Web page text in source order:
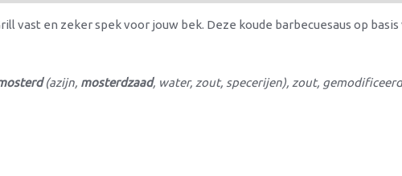
vast en zeker spek voor jouw bek. Deze koude barbecuesaus op
(azijn, mosterdzaad, water, zout, specerijen), zout,